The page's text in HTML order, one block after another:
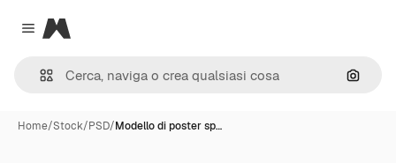
Close menu
Magnific
Cerca
Home/Stock/PSD/Modello di poster sp…